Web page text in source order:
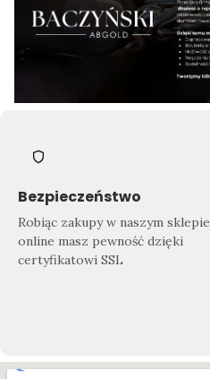
Bezpieczeństwo
Robiąc zakupy w naszym sklepie
online masz pewność dzięki
certyfikatowi SSL